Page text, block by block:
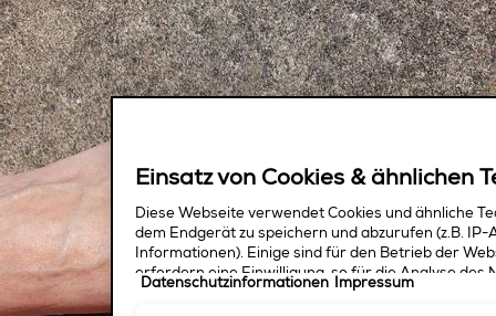
Einsatz von Cookies & ähnlichen
Diese Webseite verwendet Cookies und ähnliche
dem Endgerät zu speichern und abzurufen (z.B.
Informationen). Einige sind für den Betrieb der
erfordern eine Einwilligung, so für die Analyse
Messung, das Angebot bestimmter Services, die
Datenschutzinformationen Impressum